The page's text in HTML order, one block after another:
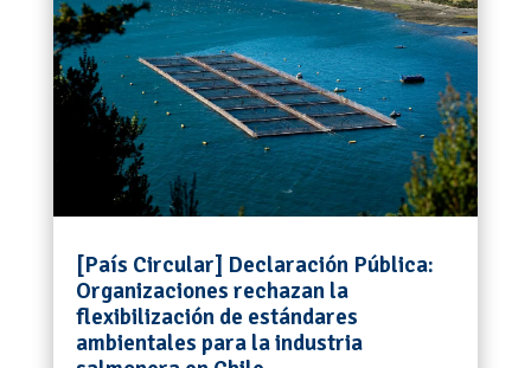
[País Circular] Declaración Pública:
Organizaciones rechazan la
flexibilización de estándares
ambientales para la industria